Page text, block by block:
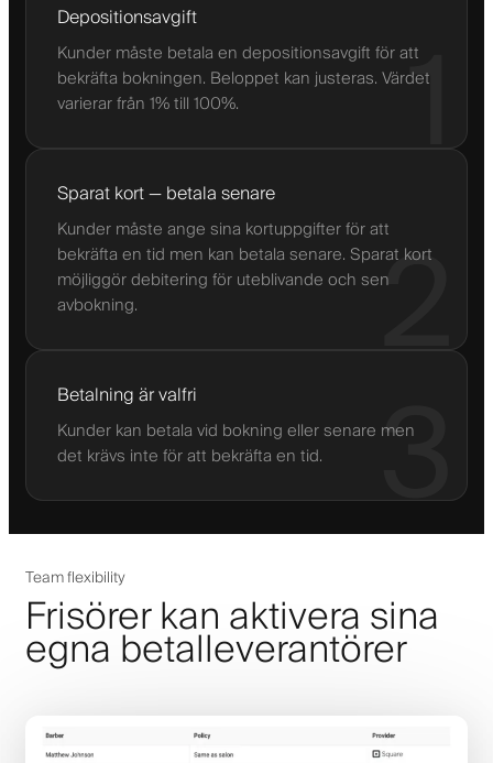
1
Depositionsavgift
Kunder måste betala en depositionsavgift för att
bekräfta bokningen. Beloppet kan justeras. Värdet
varierar från 1% till 100%.
2
Sparat kort — betala senare
Kunder måste ange sina kortuppgifter för att
bekräfta en tid men kan betala senare. Sparat kort
möjliggör debitering för uteblivande och sen
avbokning.
3
Betalning är valfri
Kunder kan betala vid bokning eller senare men
det krävs inte för att bekräfta en tid.
Team flexibility
Frisörer kan aktivera sina
egna betalleverantörer